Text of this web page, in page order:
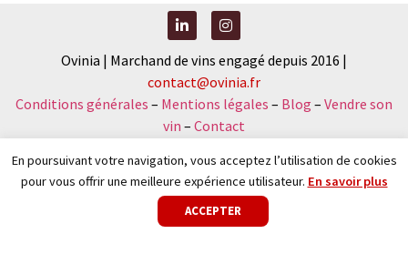
Ovinia | Marchand de vins engagé depuis 2016 |
contact@ovinia.fr
Conditions générales – Mentions légales – Blog – Vendre son
vin – Contact
Nouveau : faîtes votre diagnostic vinicole et recevez votre
sélection sur-mesure
En poursuivant votre navigation, vous acceptez l’utilisation de cookies
pour vous offrir une meilleure expérience utilisateur. En savoir plus
ACCEPTER